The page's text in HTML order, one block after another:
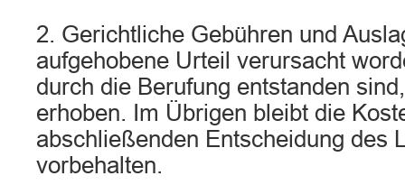
2. Gerichtliche Gebühren und
aufgehobene Urteil verursacht
durch die Berufung entstanden
erhoben. Im Übrigen bleibt die
abschließenden Entscheidung des
vorbehalten.